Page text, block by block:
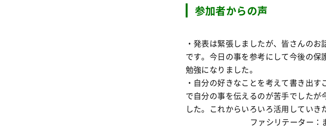
参加者からの声
・発表は緊張しましたが、皆さんの
です。今日の事を参考にして今後の
勉強になりました。
・自分の好きなことを考えて書き出
で自分の事を伝えるのが苦手でした
した。これからいろいろ活用していき
ファシリテーター：